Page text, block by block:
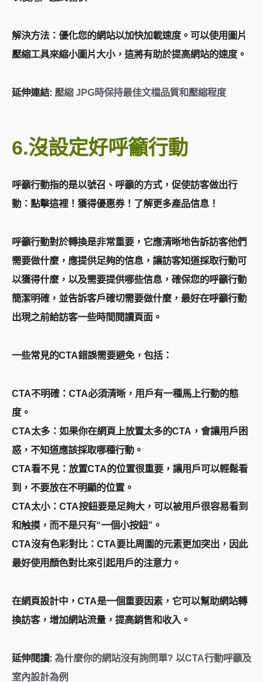
解決方法：優化您的網站以加快加載速度。可以使用圖片
壓縮工具來縮小圖片大小，這將有助於提高網站的速度。
延伸連結: 壓縮JPG時保持最佳文檔品質和壓縮程度
6.沒設定好呼籲行動
呼籲行動指的是以號召、呼籲的方式，促使訪客做出行
動：點擊這裡！獲得優惠券！了解更多產品信息！
呼籲行動對於轉換是非常重要，它應清晰地告訴訪客他們
需要做什麼，應提供足夠的信息，讓訪客知道採取行動可
以獲得什麼，以及需要提供哪些信息，確保您的呼籲行動
簡潔明確，並告訴客戶確切需要做什麼，最好在呼籲行動
出現之前給訪客一些時間閱讀頁面。
一些常見的CTA錯誤需要避免，包括：
CTA不明確：CTA必須清晰，用戶有一種馬上行動的態
度。
CTA太多：如果你在網頁上放置太多的CTA，會讓用戶困
惑，不知道應該採取哪種行動。
CTA看不見：放置CTA的位置很重要，讓用戶可以輕鬆看
到，不要放在不明顯的位置。
CTA太小：CTA按鈕要是足夠大，可以被用戶很容易看到
和触摸，而不是只有“一個小按鈕”。
CTA沒有色彩對比：CTA要比周圍的元素更加突出，因此
最好使用顏色對比來引起用戶的注意力。
在網頁設計中，CTA是一個重要因素，它可以幫助網站轉
換訪客，增加網站流量，提高銷售和收入。
延伸閱讀: 為什麼你的網站沒有詢問單? 以CTA行動呼籲及
室內設計為例